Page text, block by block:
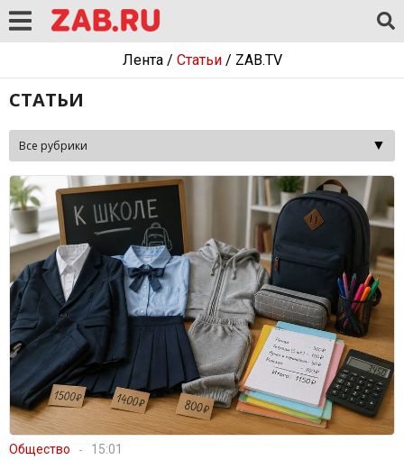
Лента/ Статьи/ ZAB.TV
СТАТЬИ
Общество 15:01